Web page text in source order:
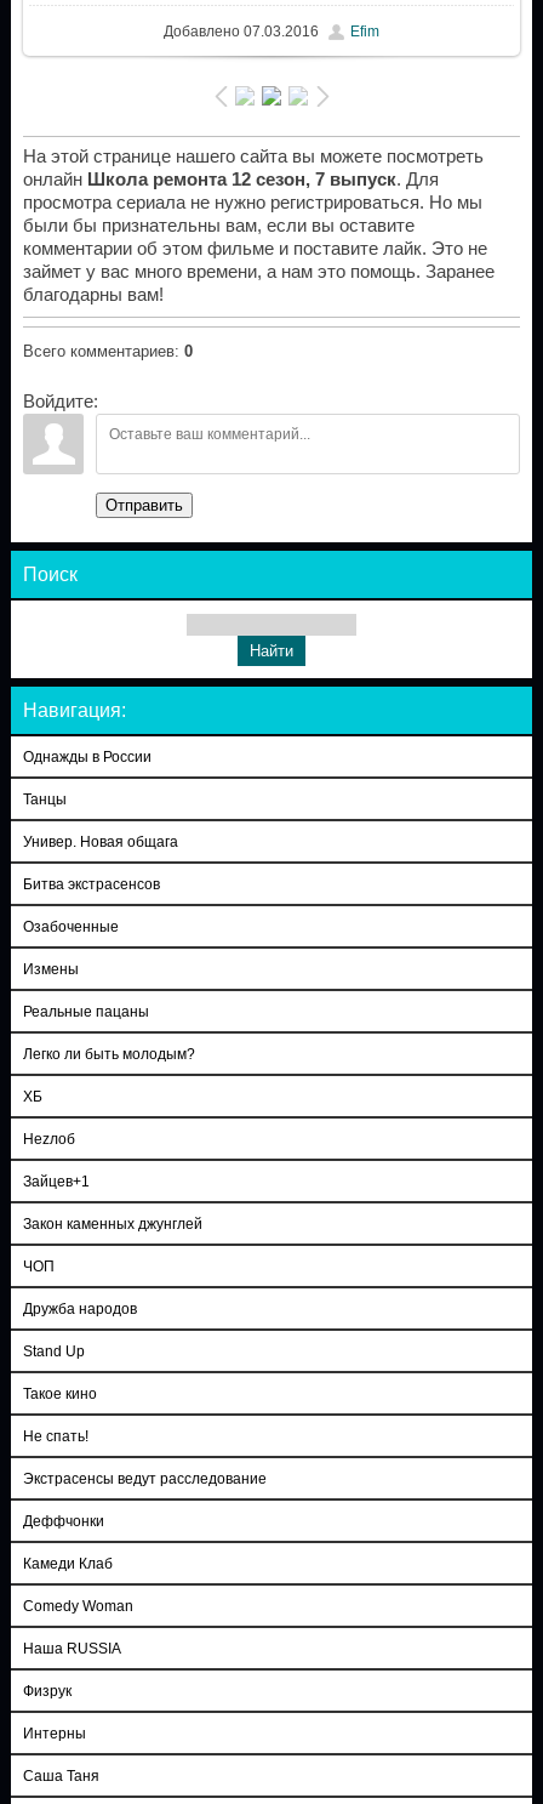
Добавлено07.03.2016 Efim
На этой странице нашего сайта вы можете посмотреть
онлайн Школа ремонта 12 сезон, 7 выпуск. Для
просмотра сериала не нужно регистрироваться. Но мы
были бы признательны вам, если вы оставите
комментарии об этом фильме и поставите лайк. Это не
займет у вас много времени, а нам это помощь. Заранее
благодарны вам!
Всего комментариев: 0
Войдите:
Отправить
Поиск
Навигация:
Однажды в России
Танцы
Универ. Новая общага
Битва экстрасенсов
Озабоченные
Измены
Реальные пацаны
Легко ли быть молодым?
ХБ
Неzлоб
Зайцев+1
Закон каменных джунглей
ЧОП
Дружба народов
Stand Up
Такое кино
Не спать!
Экстрасенсы ведут расследование
Деффчонки
Камеди Клаб
Comedy Woman
Наша RUSSIA
Физрук
Интерны
Саша Таня